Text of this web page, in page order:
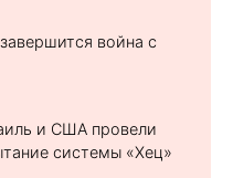
война с
и США провели
системы «Хец»